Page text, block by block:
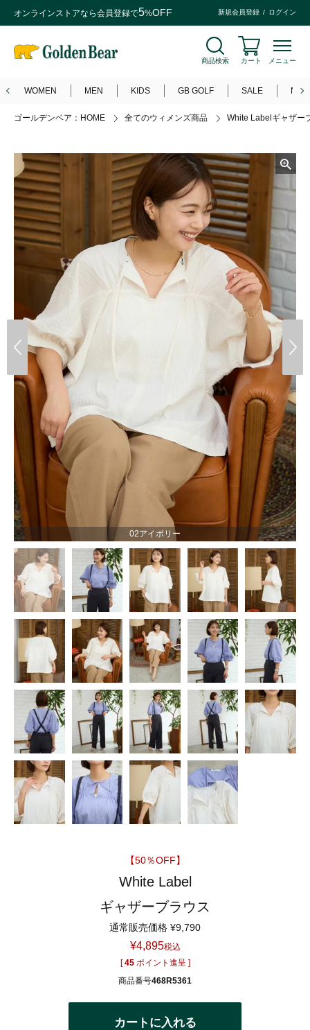
オンラインストアなら会員登録で5%OFF 新規会員登録 ログイン
商品検索 カート メニュー
WOMEN MEN KIDS GB GOLF SALE
ゴールデンベア：HOME 全てのウィメンズ商品 White Labelギャザー
02アイボリー
【50％OFF】
White Label
ギャザーブラウス
通常販売価格 ¥9,790
¥4,895税込
[ 45 ポイント進呈 ]
商品番号468R5361
カートに入れる